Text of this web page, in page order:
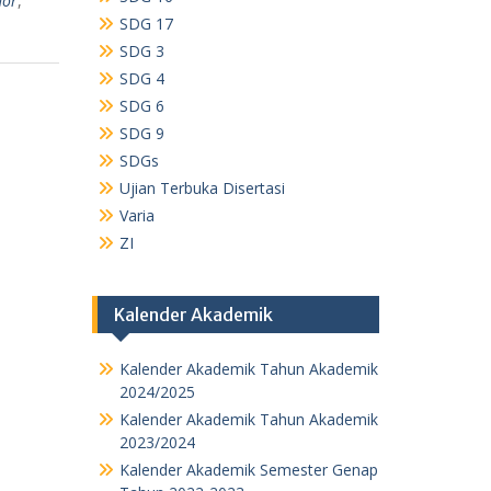
SDG 17
SDG 3
SDG 4
SDG 6
SDG 9
SDGs
Ujian Terbuka Disertasi
Varia
ZI
Kalender Akademik
Kalender Akademik Tahun Akademik
2024/2025
Kalender Akademik Tahun Akademik
2023/2024
Kalender Akademik Semester Genap